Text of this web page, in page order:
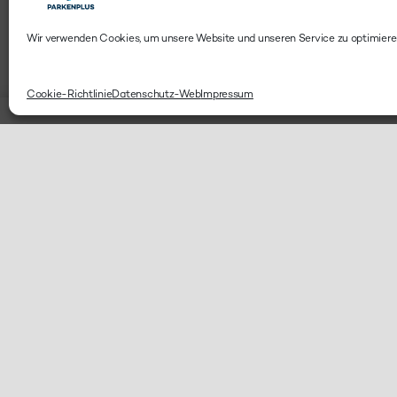
Wir verwenden Cookies, um unsere Website und unseren Service zu
Cookie-RichtlinieDatenschutz-WebImpressum